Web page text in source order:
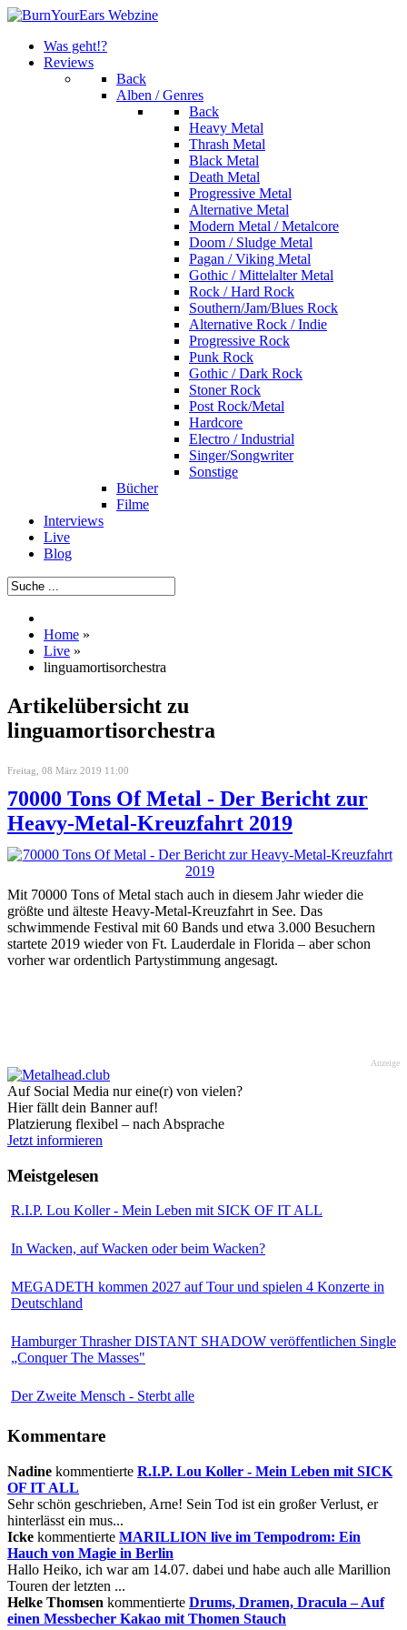
Was geht!?
Reviews
Back
Alben / Genres
Back
Heavy Metal
Thrash Metal
Black Metal
Death Metal
Progressive Metal
Alternative Metal
Modern Metal / Metalcore
Doom / Sludge Metal
Pagan / Viking Metal
Gothic / Mittelalter Metal
Rock / Hard Rock
Southern/Jam/Blues Rock
Alternative Rock / Indie
Progressive Rock
Punk Rock
Gothic / Dark Rock
Stoner Rock
Post Rock/Metal
Hardcore
Electro / Industrial
Singer/Songwriter
Sonstige
Bücher
Filme
Interviews
Live
Blog
Home »
Live »
linguamortisorchestra
Artikelübersicht zu
linguamortisorchestra
Freitag, 08 März 2019 11:00
70000 Tons Of Metal - Der Bericht zur
Heavy-Metal-Kreuzfahrt 2019
Mit 70000 Tons of Metal stach auch in diesem Jahr wieder die
größte und älteste Heavy-Metal-Kreuzfahrt in See. Das
schwimmende Festival mit 60 Bands und etwa 3.000 Besuchern
startete 2019 wieder von Ft. Lauderdale in Florida – aber schon
vorher war ordentlich Partystimmung angesagt.
Anzeige
Auf Social Media nur eine(r) von vielen?
Hier fällt dein Banner auf!
Platzierung flexibel – nach Absprache
Jetzt informieren
Meistgelesen
R.I.P. Lou Koller - Mein Leben mit SICK OF IT ALL
In Wacken, auf Wacken oder beim Wacken?
MEGADETH kommen 2027 auf Tour und spielen 4 Konzerte in
Deutschland
Hamburger Thrasher DISTANT SHADOW veröffentlichen Single
„Conquer The Masses"
Der Zweite Mensch - Sterbt alle
Kommentare
Nadine kommentierte R.I.P. Lou Koller - Mein Leben mit SICK
OF IT ALL
Sehr schön geschrieben, Arne! Sein Tod ist ein großer Verlust, er
hinterlässt ein mus...
Icke kommentierte MARILLION live im Tempodrom: Ein
Hauch von Magie in Berlin
Hallo Heiko, ich war am 14.07. dabei und habe auch alle Marillion
Touren der letzten ...
Helke Thomsen kommentierte Drums, Dramen, Dracula – Auf
einen Messbecher Kakao mit Thomen Stauch